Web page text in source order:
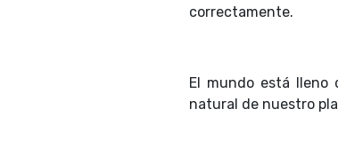
correctamente.
El mundo está lleno
natural de nuestro